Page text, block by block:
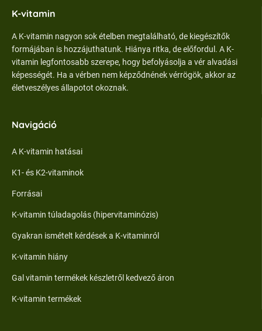
K-vitamin
A K-vitamin nagyon sok ételben megtalálható, de kiegészítők
formájában is hozzájuthatunk. Hiánya ritka, de előfordul. A K-
vitamin legfontosabb szerepe, hogy befolyásolja a vér alvadási
képességét. Ha a vérben nem képződnének vérrögök, akkor az
életveszélyes állapotot okoznak.
Navigáció
A K-vitamin hatásai
K1- és K2-vitaminok
Forrásai
K-vitamin túladagolás (hipervitaminózis)
Gyakran ismételt kérdések a K-vitaminról
K-vitamin hiány
Gal vitamin termékek készletről kedvező áron
K-vitamin termékek